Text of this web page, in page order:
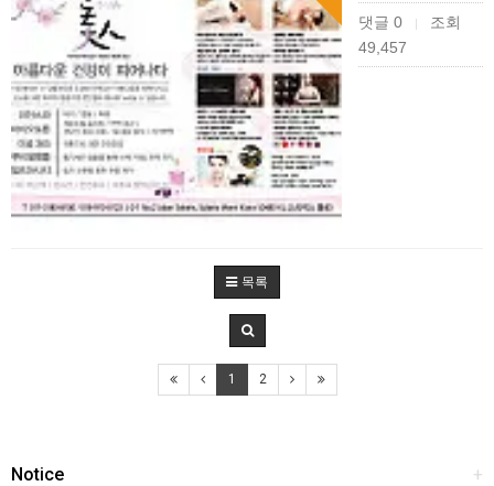
댓글 0 |
조회
49,457
목록
1 2
+
Notice